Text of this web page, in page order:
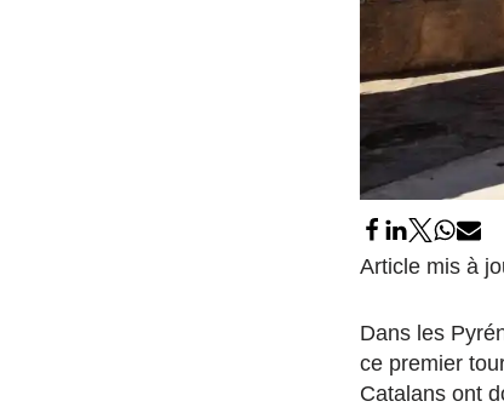
Article mis à
Dans les
ce premier
Catalans ont